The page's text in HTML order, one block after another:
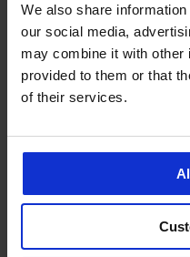
We also share
our social media,
may combine it with other
provided to them or that
of their services.
Newsletter
Nenechte si ujít žádnou
SLUŽBY ZÁKAZNÍKŮM